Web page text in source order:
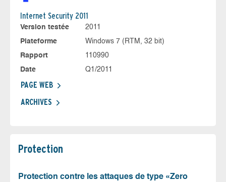
Internet Security 2011
Version testée
2011
Plateforme
Windows 7 (RTM, 32 bit)
Rapport
110990
Date
Q1/2011
PAGE WEB
ARCHIVES
Protection
Protection contre les attaques de type «Zero